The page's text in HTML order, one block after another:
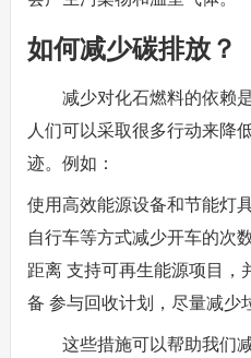
如何减少碳排放？
减少对化石燃料的依赖
人们可以采取很多行动来降
迹。例如：
使用高效能源设备和节能灯
自行车等方式减少开车的次
距离 支持可再生能源项目，
备 参与回收计划，尽量减少
这些措施可以帮助我们